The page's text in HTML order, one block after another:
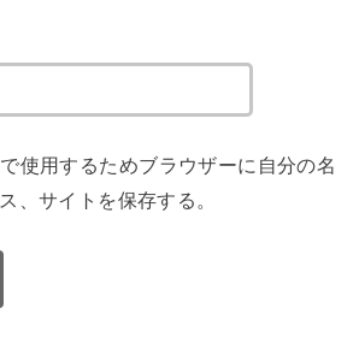
使用するためブラウザーに自分の名
、サイトを保存する。